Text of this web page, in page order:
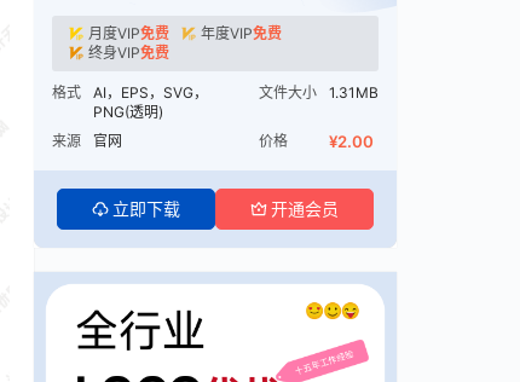
月度VIP免费 年度VIP免费
终身VIP免费
格式
AI，EPS，SVG，
PNG(透明)
文件大小 1.31MB
来源 官网 价格 ¥2.00
立即下载 开通会员